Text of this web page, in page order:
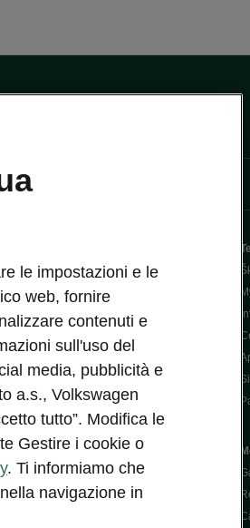
per soccorritori
di cambio proprietà
Service
Week
Flow
Partner X Factor 202
le impostazioni e le
web, fornire
contenuti e
sull'uso del
media, pubblicità e
a.s., Volkswagen
tutto”. Modifica le
Gestire i cookie o
. Ti informiamo che
navigazione in